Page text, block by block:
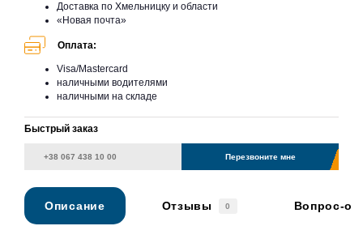
Доставка по Хмельницку и области
«Новая почта»
Оплата:
Visa/Mastercard
наличными водителями
наличными на складе
Быстрый заказ
Перезвоните мне
Описание Отзывы 0 Вопрос-